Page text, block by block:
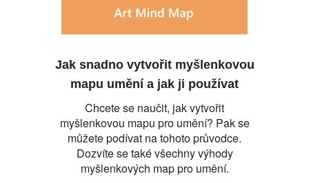
Jak snadno vytvořit myšlenkovou
mapu umění a jak ji používat
Chcete se naučit, jak vytvořit
myšlenkovou mapu pro umění? Pak se
můžete podívat na tohoto průvodce.
Dozvíte se také všechny výhody
myšlenkových map pro umění.